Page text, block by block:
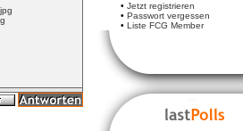
• Jetzt registrieren
• Passwort vergessen
• Liste FCG Member